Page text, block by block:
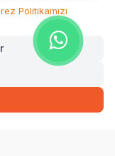
Hızlı Teslimat
EKLE
/ KOCAELİ
Politikamızı